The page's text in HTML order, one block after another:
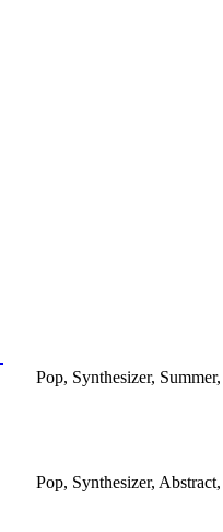
Pop, Synthesizer,
Pop, Synthesizer,